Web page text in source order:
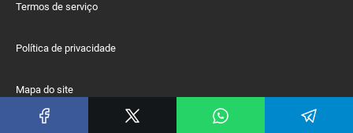
Termos de serviço
Política de privacidade
Mapa do site